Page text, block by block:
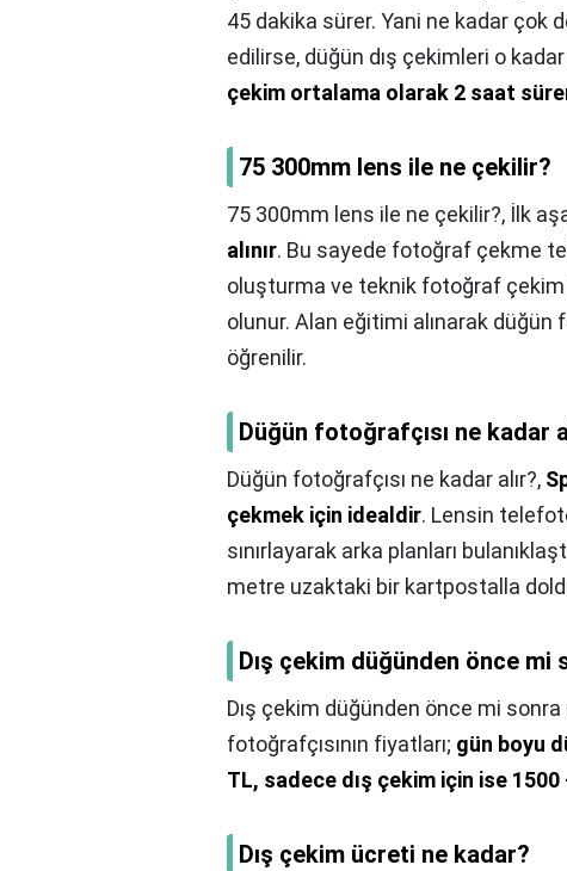
45 dakika sürer. Yani ne kadar çok
edilirse, düğün dış çekimleri o
çekim ortalama olarak 2 saat
75 300mm lens ile ne çekilir?
75 300mm lens ile ne çekilir?, İlk
alınır. Bu sayede fotoğraf çekme
oluşturma ve teknik fotoğraf çekim
olunur. Alan eğitimi alınarak düğün
öğrenilir.
Düğün fotoğrafçısı ne kadar
Düğün fotoğrafçısı ne kadar alır?,
çekmek için idealdir. Lensin
sınırlayarak arka planları
metre uzaktaki bir kartpostalla
Dış çekim düğünden önce mi
Dış çekim düğünden önce mi sonra
fotoğrafçısının fiyatları; gün boyu
TL, sadece dış çekim için ise
Dış çekim ücreti ne kadar?